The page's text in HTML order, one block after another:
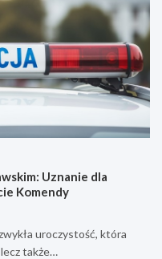
Uznanie dla
Komendy
uroczystość, która
także…